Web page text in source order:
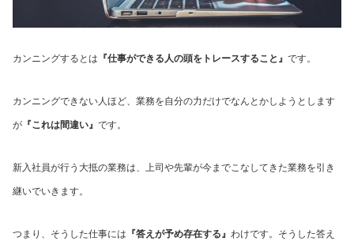
カンニングするとは 『仕事ができる人の頭をトレースすること』 です。
カンニングできない人ほど、業務を自分の力だけでなんとかしようとします
が 『これは間違い』 です。
新入社員が行う大抵の業務は、上司や先輩が今までこなしてきた業務を引き
継いでいきます。
つまり、そうした仕事には 『答えが予め存在する』 わけです。そうした答え